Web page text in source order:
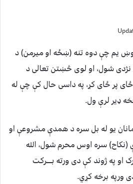
یم چې دوه تنه (ښځه او میرمن) د
نژدی شول، او لوی څښتن تعالی د
پر ځای کړ، په داسی حال کې چې له
ډیر لرې ول.
یو له بل سره د همدې مشروعې او
(نکاح) سره اوس محرم شول، الله
او په ژوند کې دی ورته بـــــرکت
ورپه برخه کړي.